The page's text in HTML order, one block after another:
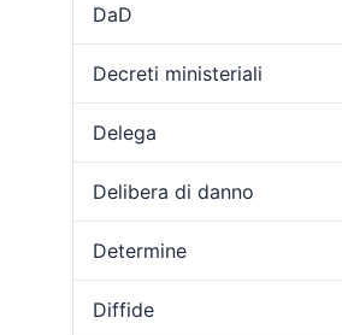
DaD
Decreti ministeriali
Delega
Delibera di danno
Determine
Diffide